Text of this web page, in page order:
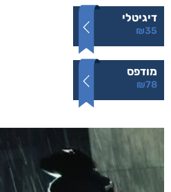
דיגיטלי
₪35
מודפס
₪78